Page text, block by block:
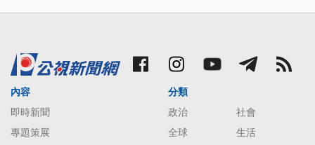
內容
即時新聞
專題策展
分類
政治
社會
全球
生活